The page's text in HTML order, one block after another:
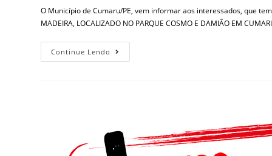
O Município de Cumaru/PE, vem informar aos interessados, que
MADEIRA, LOCALIZADO NO PARQUE COSMO E DAMIÃO EM
Continue Lendo